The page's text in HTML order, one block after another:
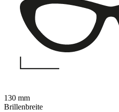
130 mm
Brillenbreite